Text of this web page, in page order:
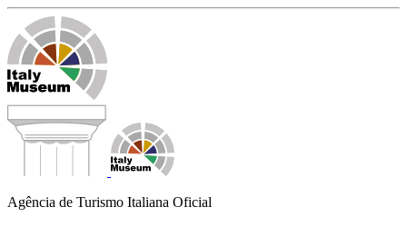
Agência de Turismo Italiana Oficial